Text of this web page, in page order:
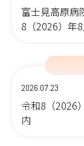
富士見高原
8（2026）
2026.07.23
令和8（2026
内